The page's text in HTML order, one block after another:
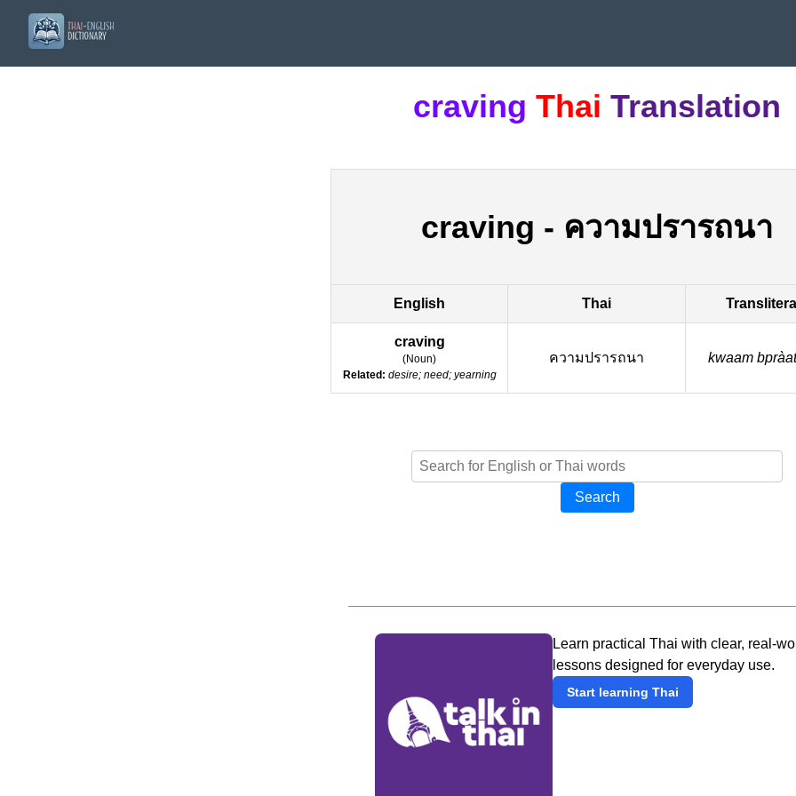
craving Thai Translation
craving - ความปรารถนา
English Thai
craving
(Noun)
Related: desire; need; yearning
ความปรารถนา kwaam
Search
Learn practical Thai with clear, real-
lessons designed for everyday use.
Start learning Thai